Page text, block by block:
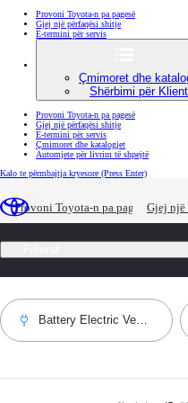
Provoni Toyota-n pa pagesë
Gjej një përfaqësi shitje
E-termini për servis
Çmimoret dhe
Shërbimi për
Provoni Toyota-n pa pagesë
Gjej një përfaqësi shitje
E-termini për servis
Çmimoret dhe katalogjet
Automjete për livrim të shpejtë
Kalo te përmbajtja kryesore (Press Enter)
Provoni Toyota-n pa pagesëGjej një
Gjitha modelet
Battery Electric Vehicle